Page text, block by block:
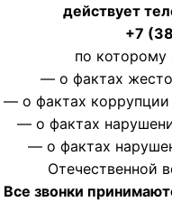
действует
+7
по
— о фактах
— о фактах коррупции
— о фактах
— о фактах
Отечественной
Все звонки